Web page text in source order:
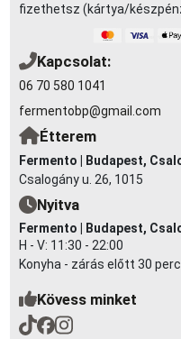
fizethetsz (kártya/
Kapcsolat:
06 70 580 1041
fermentobp@gmail.com
Étterem
Fermento | Budapest,
Csalogány u. 26, 1015
Nyitva
Fermento | Budapest,
H - V: 11:30 - 22:00
Konyha - zárás előtt 30
Kövess minket